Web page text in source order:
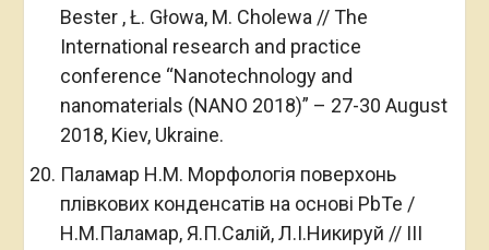
Bester , Ł. Głowa, M. Cholewa // The
International research and practice
conference “Nanotechnology and
nanomaterials (NANO 2018)” – 27-30 August
2018, Kiev, Ukraine.
Паламар Н.М. Морфологія поверхонь
плівкових конденсатів на основі PbTe /
Н.М.Паламар, Я.П.Салій, Л.І.Никируй // IIІ